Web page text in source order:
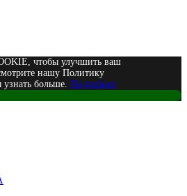
чтобы улучшить ваш
нашу Политику
больше. Подробнее